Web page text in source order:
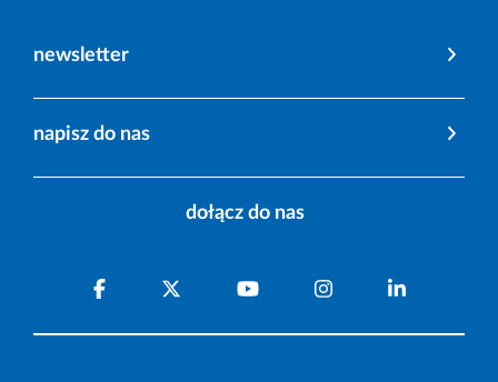
newsletter
napisz do nas
dołącz do nas